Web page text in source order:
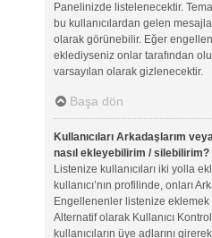
Panelinizde listelenecektir.
bu kullanıcılardan gelen
olarak görünebilir. Eğer
eklediyseniz onlar tarafından
varsayılan olarak gizlenecektir.
Başa dön
Kullanıcıları Arkadaşlarım
nasıl ekleyebilirim / silebilirim?
Listenize kullanıcıları iki yolla
kullanıcı’nın profilinde, onları
Engellenenler listenize eklemek
Alternatif olarak Kullanıcı
kullanıcıların üye adlarını